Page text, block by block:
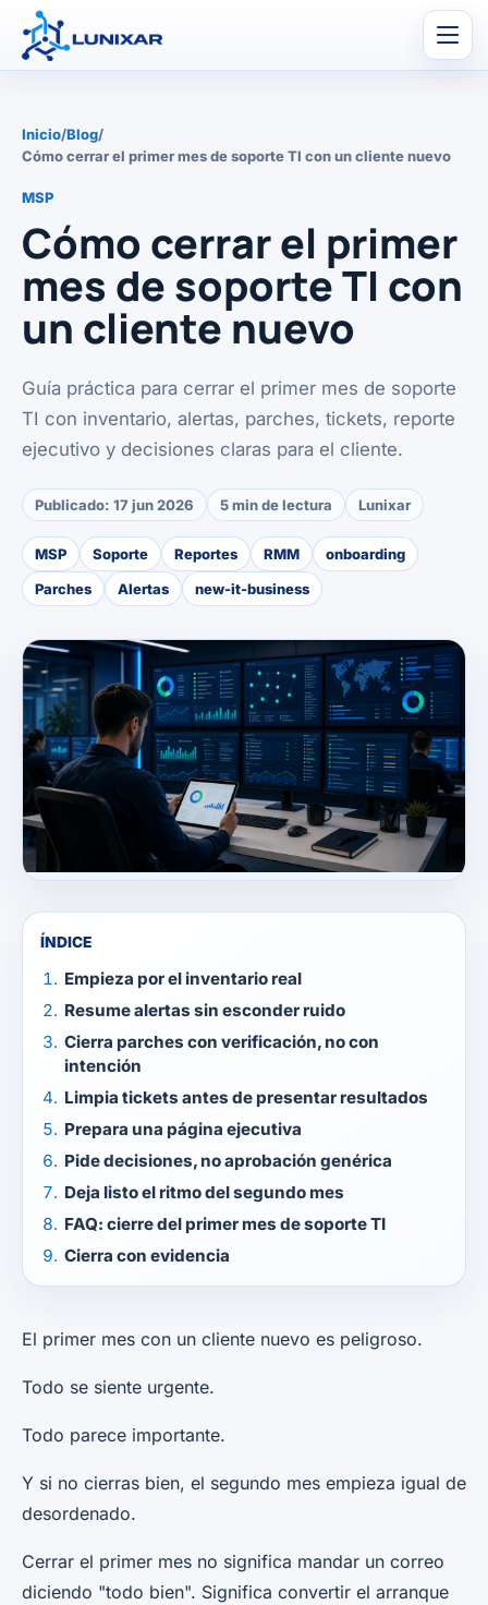
Inicio/Blog/
Cómo cerrar el primer mes de soporte TI con un cliente nuevo
MSP
Cómo cerrar el primer
mes de soporte TI con
un cliente nuevo
Guía práctica para cerrar el primer mes de soporte
TI con inventario, alertas, parches, tickets, reporte
ejecutivo y decisiones claras para el cliente.
Publicado: 17 jun 2026 5 min de lectura Lunixar
MSP Soporte Reportes RMM
onboarding
Parches
Alertas new-it-business
ÍNDICE
Empieza por el inventario real
Resume alertas sin esconder ruido
Cierra parches con verificación, no con
intención
Limpia tickets antes de presentar resultados
Prepara una página ejecutiva
Pide decisiones, no aprobación genérica
Deja listo el ritmo del segundo mes
FAQ: cierre del primer mes de soporte TI
Cierra con evidencia
El primer mes con un cliente nuevo es peligroso.
Todo se siente urgente.
Todo parece importante.
Y si no cierras bien, el segundo mes empieza igual de
desordenado.
Cerrar el primer mes no significa mandar un correo
diciendo "todo bien". Significa convertir el arranque